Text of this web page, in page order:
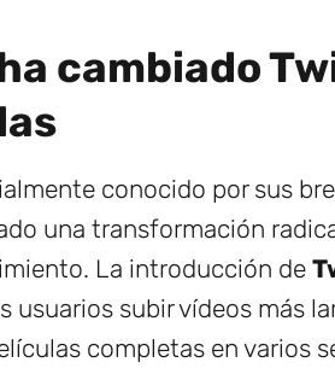
cambiado
conocido por sus
una transformación
La introducción de
usuarios subir vídeos más
completas en varios